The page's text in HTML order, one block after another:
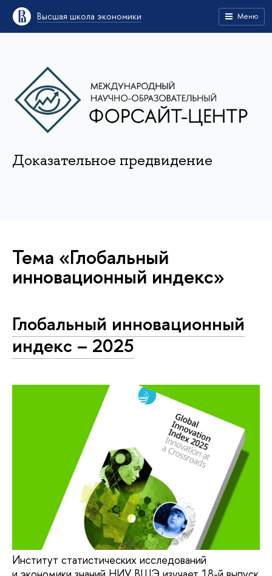
Высшая школа экономики Меню
Доказательное предвидение
Тема «Глобальный
инновационный индекс»
Глобальный инновационный
индекс – 2025
Институт статистических исследований